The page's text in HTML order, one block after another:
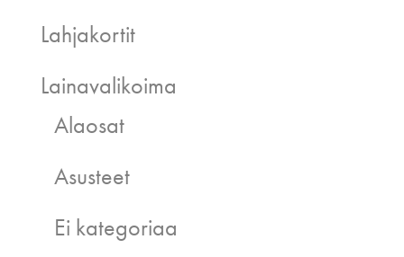
Lahjakortit
Lainavalikoima
Alaosat
Asusteet
Ei kategoriaa